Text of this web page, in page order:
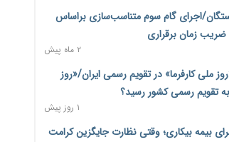
شکاف دستمزد و هزینه معیشت هر روز عمیق‌تر
۱ روز پیش
مالیاتی: بلاگرهای پردرآمد مشمول پرداخت
۱ روز پیش
پیش‌بینی افزایش تولید برنج؛ نیاز وارداتی کشور به ۵۰۰ هزار تن
اجرای گام سوم متناسب‌سازی براساس
۲ ماه پیش
«روز ملی کارفرما» در تقویم رسمی ایران/«روز
تقویم رسمی کشور رسید؟
۱ روز پیش
بیمه بیکاری؛ وقتی نظارت جایگزین کرامت